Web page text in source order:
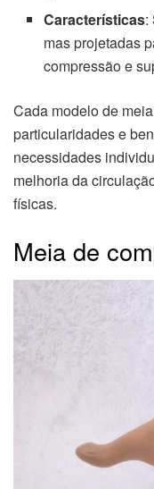
Características:
mas projetadas
compressão e
Cada modelo de
particularidades e
necessidades
melhoria da
físicas.
Meia de